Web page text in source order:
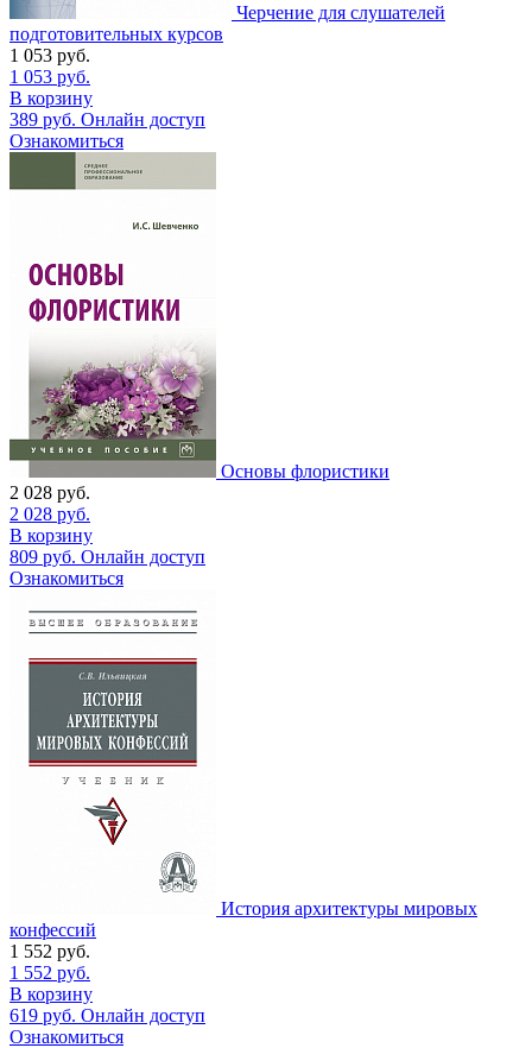
Черчение для слушателей
подготовительных курсов
1 053 руб.
1 053 руб.
В корзину
389 руб. Онлайн доступ
Ознакомиться
Основы флористики
2 028 руб.
2 028 руб.
В корзину
809 руб. Онлайн доступ
Ознакомиться
История архитектуры мировых
конфессий
1 552 руб.
1 552 руб.
В корзину
619 руб. Онлайн доступ
Ознакомиться